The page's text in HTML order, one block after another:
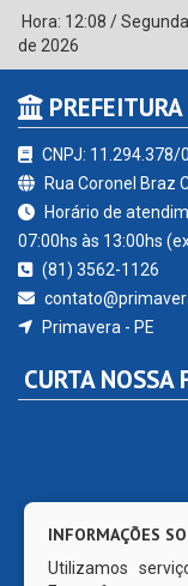
Hora: 12:08 /
de 2026
CNPJ: 11.294.378/
Rua Coronel Braz
Horário de
07:00hs às 13:00hs
(81) 3562-1126
Primavera - PE
CURTA NOSSA
INFORMAÇÕES
Utilizamos